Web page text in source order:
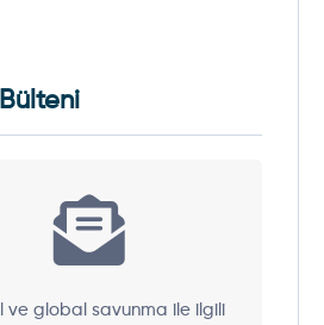
ve global savunma ile ilgili